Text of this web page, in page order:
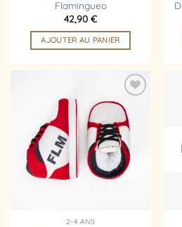
Flamingueo
42,90 €
AJOUTER AU PANIER
Ajouter
à la
liste
d’envies
2-4 ANS